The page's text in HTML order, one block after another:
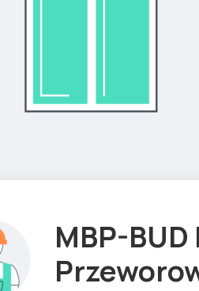
MBP-BUD